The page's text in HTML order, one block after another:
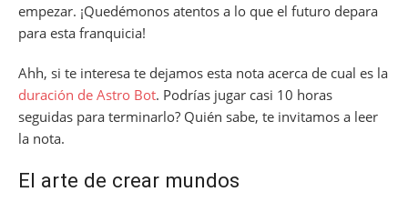
empezar. ¡Quedémonos atentos a lo que el futuro depara
para esta franquicia!
Ahh, si te interesa te dejamos esta nota acerca de cual es la
duración de Astro Bot. Podrías jugar casi 10 horas
seguidas para terminarlo? Quién sabe, te invitamos a leer
la nota.
El arte de crear mundos